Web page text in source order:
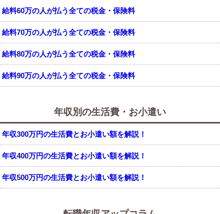
給料60万の人が払う全ての税金・保険料
給料70万の人が払う全ての税金・保険料
給料80万の人が払う全ての税金・保険料
給料90万の人が払う全ての税金・保険料
年収別の生活費・お小遣い
年収300万円の生活費とお小遣い額を解説！
年収400万円の生活費とお小遣い額を解説！
年収500万円の生活費とお小遣い額を解説！